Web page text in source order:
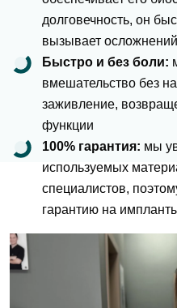
долговечность, он
вызывает осложнений
Быстро и без боли:
вмешательство без
заживление,
функции
100% гарантия: мы
используемых
специалистов,
гарантию на